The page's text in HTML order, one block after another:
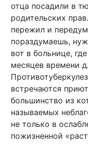
отца посадили в
родительских
пережил и
пораздумаешь,
вот в больнице,
месяцев времени
встречаются
большинство из
называемых
не только в
пожизненной